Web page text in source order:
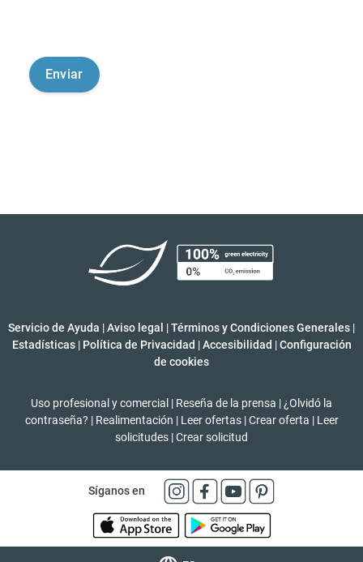
Servicio de Ayuda |Aviso legal |Términos y Condiciones Generales |
Estadísticas | Política de Privacidad | Accesibilidad | Configuración
de cookies
Uso profesional y comercial | Reseña de la prensa | ¿Olvidó la
contraseña? | Realimentación | Leer ofertas | Crear oferta | Leer
solicitudes |Crear solicitud
Síganos en